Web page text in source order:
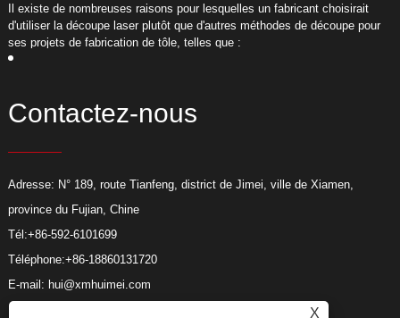
​Il existe de nombreuses raisons pour lesquelles un fabricant choisirait
d'utiliser la découpe laser plutôt que d'autres méthodes de découpe pour
ses projets de fabrication de tôle, telles que :
Contactez-nous
Adresse: N° 189, route Tianfeng, district de Jimei, ville de Xiamen,
province du Fujian, Chine
Tél:+86-592-6101699
Téléphone:+86-18860131720
E-mail: hui@xmhuimei.com
X